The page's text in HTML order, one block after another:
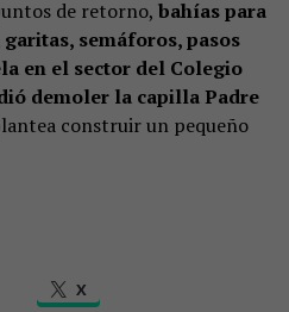
de retorno, bahías para
semáforos, pasos
en el sector del Colegio
demoler la capilla Padre
construir un pequeño
X